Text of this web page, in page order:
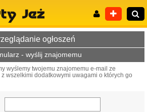
zaawansowane
ogłoszeń
- wyślij znajomemu
wyślemy twojemu znajomemu e-mail ze
wszelkimi dodatkowymi uwagami o których go